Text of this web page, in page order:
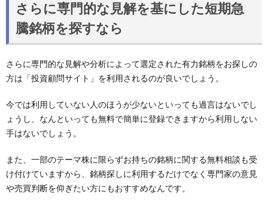
さらに専門的な見解を基にした短期急
騰銘柄を探すなら
さらに専門的な見解や分析によって選定された有力銘柄をお探しの
方は「投資顧問サイト」を利用されるのが良いでしょう。
今では利用していない人のほうが少ないといっても過言はないでし
ょうし、なんといっても無料で簡単に登録できますから利用しない
手はないでしょう。
また、一部のテーマ株に限らずお持ちの銘柄に関する無料相談も受
け付けていますから、銘柄探しに利用するだけでなく専門家の意見
や売買判断を仰ぎたい方にもおすすめなんです。